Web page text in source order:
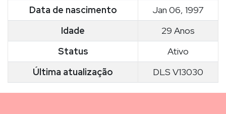
Data de nascimento
Jan 06, 1997
Idade
29 Anos
Status
Ativo
Última atualização
DLS V13030